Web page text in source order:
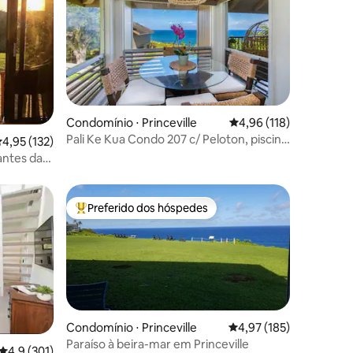
de uma avaliação média de 5, 132 avaliações
4,95 (132)
da
Condomínio ⋅ Princeville 4,96 de uma avaliação
4,96 (118)
Pali Ke Kua Condo 207 c/ Peloton, piscina
hóspedes Entre os melhores preferidos dos hóspedes
Preferido dos hóspedes
Condomínio ⋅ Princeville 4,97 de uma avaliação
4,97 (185)
Paraíso à beira-mar em Princeville